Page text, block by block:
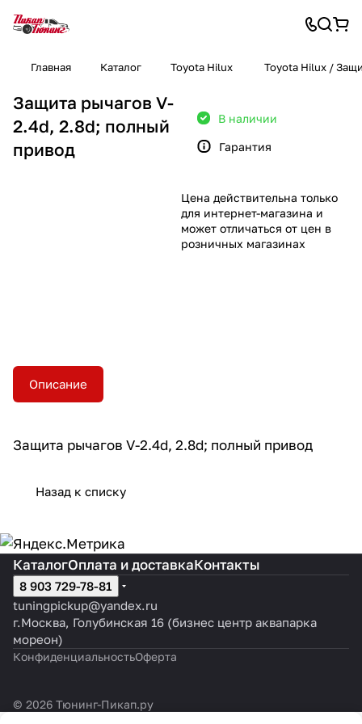
Главная Каталог Toyota Hilux Toyota Hilux /
Защита рычагов V-
2.4d, 2.8d; полный
привод
В наличии
Гарантия
Цена действительна только
для интернет-магазина и
может отличаться от цен в
розничных магазинах
Описание
Защита рычагов V-2.4d, 2.8d; полный привод
Назад к списку
КаталогОплата и доставкаКонтакты
8 903 729-78-81
tuningpickup@yandex.ru
г.Москва, Голубинская 16 (бизнес центр аквапарка
мореон)
КонфиденциальностьОферта
© 2026 Тюнинг-Пикап.ру